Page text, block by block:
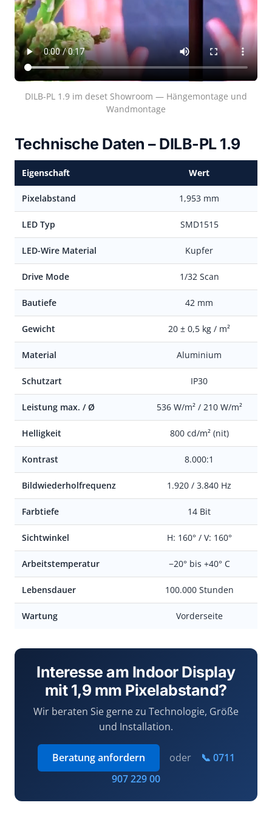
DILB-PL 1.9 im deset Showroom — Hängemontage und
Wandmontage
Technische Daten – DILB-PL 1.9
Eigenschaft Wert
Pixelabstand 1,953 mm
LED Typ SMD1515
LED-Wire Material Kupfer
Drive Mode 1/32 Scan
Bautiefe 42 mm
Gewicht 20 ± 0,5 kg / m²
Material Aluminium
Schutzart IP30
Leistung max. / Ø 536 W/m² / 210 W/m²
Helligkeit 800 cd/m² (nit)
Kontrast 8.000:1
Bildwiederholfrequenz 1.920 / 3.840 Hz
Farbtiefe 14 Bit
Sichtwinkel H: 160° / V: 160°
Arbeitstemperatur −20° bis +40° C
Lebensdauer 100.000 Stunden
Wartung Vorderseite
Interesse am Indoor Display
mit 1,9 mm Pixelabstand?
Wir beraten Sie gerne zu Technologie, Größe
und Installation.
Beratung anfordern oder
📞 0711
907 229 00